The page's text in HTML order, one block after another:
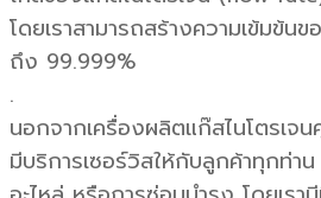
โดยเราสามารถสร้างความเข้มข้น
ถึง 99.999%
.
นอกจากเครื่องผลิตแก๊สไนโตรเจ
มีบริการเซอร์วิสให้กับลูกค้าทุกท่าน